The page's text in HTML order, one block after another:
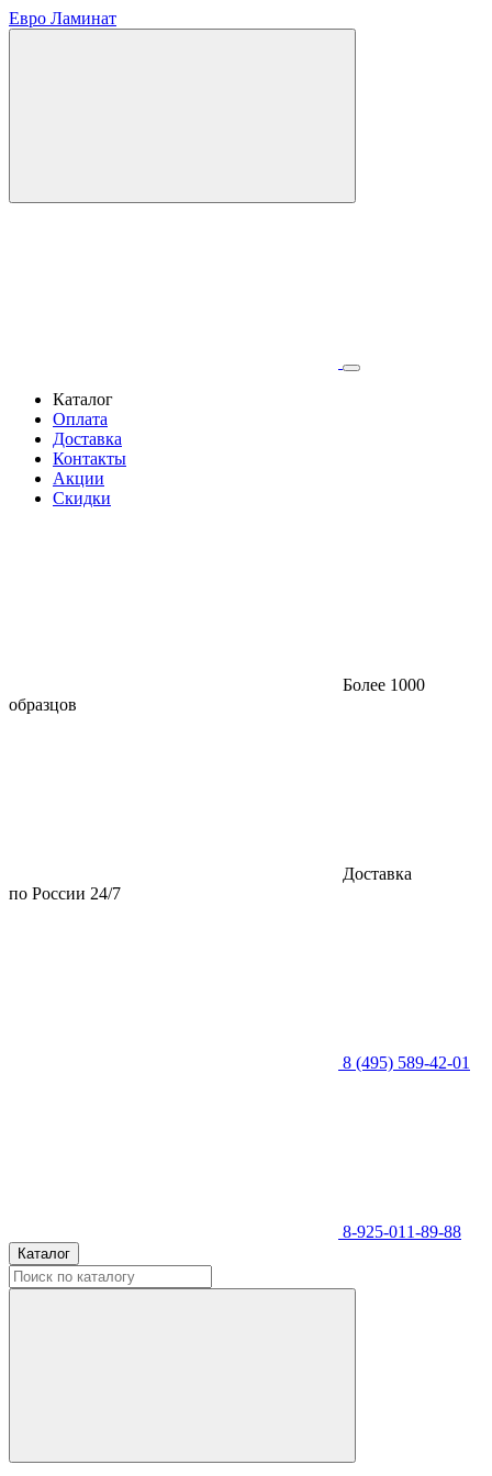
Евро Ламинат
Каталог
Оплата
Доставка
Контакты
Акции
Скидки
Более 1000
образцов
Доставка
по России 24/7
8 (495) 589-42-01
8-925-011-89-88
Каталог